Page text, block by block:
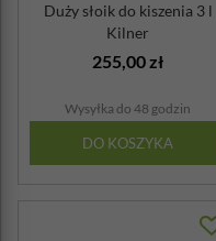
Duży słoik do kiszenia 3 l
Kilner
255,00 zł
Wysyłka do 48 godzin
DO KOSZYKA